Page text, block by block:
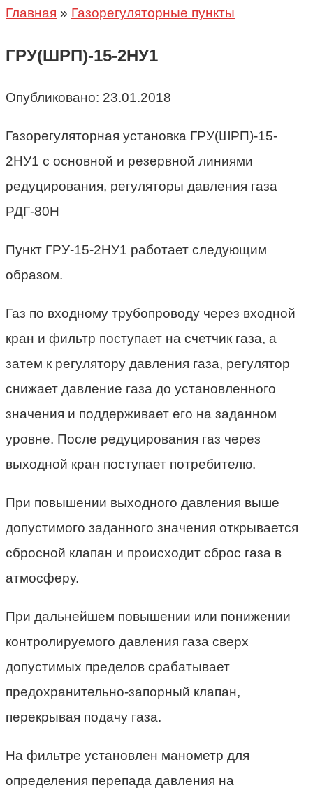
Главная » Газорегуляторные пункты
ГРУ(ШРП)-15-2НУ1
Опубликовано: 23.01.2018
Газорегуляторная установка ГРУ(ШРП)-15-
2НУ1 с основной и резервной линиями
редуцирования, регуляторы давления газа
РДГ-80Н
Пункт ГРУ-15-2НУ1 работает следующим
образом.
Газ по входному трубопроводу через входной
кран и фильтр поступает на счетчик газа, а
затем к регулятору давления газа, регулятор
снижает давление газа до установленного
значения и поддерживает его на заданном
уровне. После редуцирования газ через
выходной кран поступает потребителю.
При повышении выходного давления выше
допустимого заданного значения открывается
сбросной клапан и происходит сброс газа в
атмосферу.
При дальнейшем повышении или понижении
контролируемого давления газа сверх
допустимых пределов срабатывает
предохранительно-запорный клапан,
перекрывая подачу газа.
На фильтре установлен манометр для
определения перепада давления на